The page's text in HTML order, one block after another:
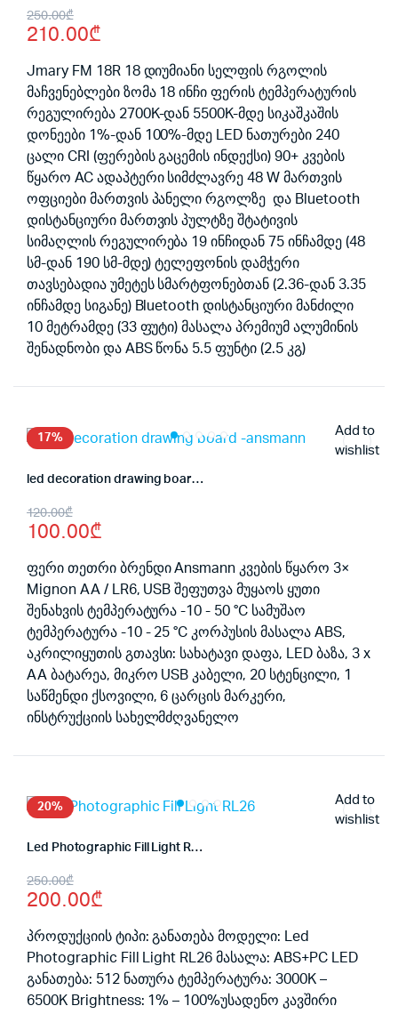
250.00₾
Original
price
was:
250.00₾.
210.00₾
Current
price
is:
210.00₾.
Jmary FM 18R 18 დიუმიანი სელფის რგოლის
მაჩვენებლები ზომა 18 ინჩი ფერის ტემპერატურის
რეგულირება 2700K-დან 5500K-მდე სიკაშკაშის
დონეები 1%-დან 100%-მდე LED ნათურები 240
ცალი CRI (ფერების გაცემის ინდექსი) 90+ კვების
წყარო AC ადაპტერი სიმძლავრე 48 W მართვის
ოფციები მართვის პანელი რგოლზე და Bluetooth
დისტანციური მართვის პულტზე შტატივის
სიმაღლის რეგულირება 19 ინჩიდან 75 ინჩამდე (48
სმ-დან 190 სმ-მდე) ტელეფონის დამჭერი
თავსებადია უმეტეს სმარტფონებთან (2.36-დან 3.35
ინჩამდე სიგანე) Bluetooth დისტანციური მანძილი
10 მეტრამდე (33 ფუტი) მასალა პრემიუმ ალუმინის
შენადნობი და ABS წონა 5.5 ფუნტი (2.5 კგ)
17%
Add to
wishlist
led decoration drawing board -ansmann
120.00₾
Original
price
was:
120.00₾.
100.00₾
Current
price
is:
100.00₾.
ფერი თეთრი ბრენდი Ansmann კვების წყარო 3×
Mignon AA / LR6, USB შეფუთვა მუყაოს ყუთი
შენახვის ტემპერატურა -10 - 50 °C სამუშაო
ტემპერატურა -10 - 25 °C კორპუსის მასალა ABS,
აკრილიყუთის გთავსი: სახატავი დაფა, LED ბაზა, 3 x
AA ბატარეა, მიკრო USB კაბელი, 20 სტენცილი, 1
საწმენდი ქსოვილი, 6 ცარცის მარკერი,
ინსტრუქციის სახელმძღვანელო
20%
Add to
wishlist
Led Photographic Fill Light RL26
250.00₾
Original
price
was:
250.00₾.
200.00₾
Current
price
is:
200.00₾.
პროდუქციის ტიპი: განათება მოდელი: Led
Photographic Fill Light RL26 მასალა: ABS+PC LED
განათება: 512 ნათურა ტემპერატურა: 3000K –
6500K Brightness: 1% – 100%უსადენო კავშირი